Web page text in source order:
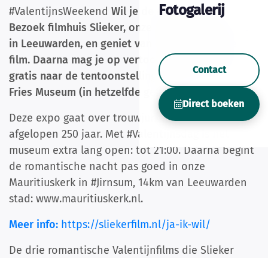
Fotogalerij
Contact
Direct boeken
#ValentijnsWeekend Wil je de #liefde vieren?
Bezoek filmhuis Slieker, onze favoriete bioscoop
in Leeuwarden, en geniet van een romantische
film. Daarna mag je op vertoon van je filmticket
gratis naar de tentoonstelling Ja, ik wil! in het
Fries Museum (in hetzelfde gebouw).
Deze expo gaat over trouwjurken van de
afgelopen 250 jaar. Met #Valentijnsdag is het
museum extra lang open: tot 21:00. Daarna begint
de romantische nacht pas goed in onze
Mauritiuskerk in #Jirnsum, 14km van Leeuwarden
stad: www.mauritiuskerk.nl.
Meer info: https://sliekerfilm.nl/ja-ik-wil/
De drie romantische Valentijnfilms die Slieker